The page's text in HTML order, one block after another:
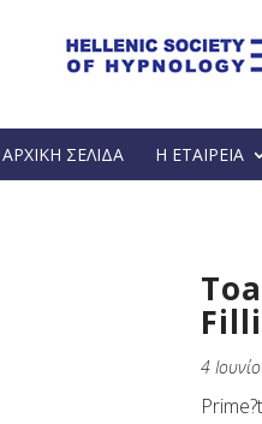
ΑΡΧΙΚΗ ΣΕΛΙΔΑ Η ΕΤΑΙΡΕΙΑ
4